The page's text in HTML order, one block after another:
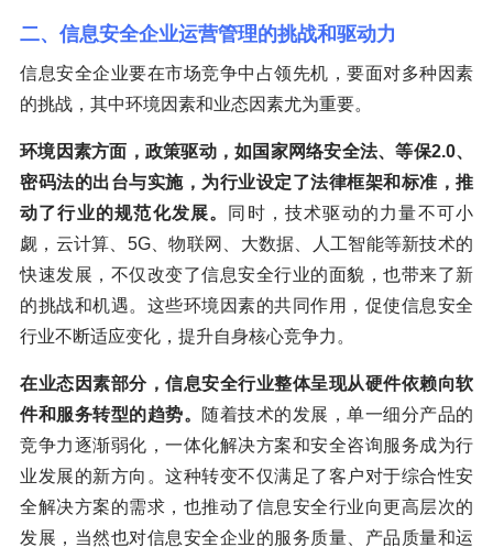
二、信息安全企业运营管理的挑战和驱动力
信息安全企业要在市场竞争中占领先机，要面对多种因素
的挑战，其中环境因素和业态因素尤为重要。
环境因素方面，政策驱动，如国家网络安全法、等保2.0、
密码法的出台与实施，为行业设定了法律框架和标准，推
动了行业的规范化发展。 同时，技术驱动的力量不可小
觑，云计算、5G、物联网、大数据、人工智能等新技术的
快速发展，不仅改变了信息安全行业的面貌，也带来了新
的挑战和机遇。这些环境因素的共同作用，促使信息安全
行业不断适应变化，提升自身核心竞争力。
在业态因素部分，信息安全行业整体呈现从硬件依赖向软
件和服务转型的趋势。
随着技术的发展，单一细分产品的
竞争力逐渐弱化，一体化解决方案和安全咨询服务成为行
业发展的新方向。这种转变不仅满足了客户对于综合性安
全解决方案的需求，也推动了信息安全行业向更高层次的
发展，当然也对信息安全企业的服务质量、产品质量和运